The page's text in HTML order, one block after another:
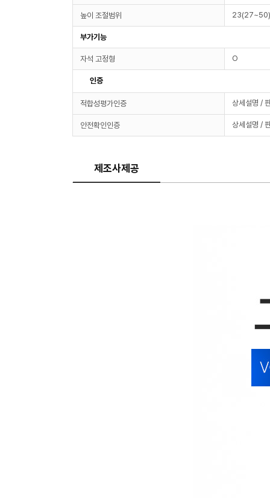
높이 조절범위
부가기능
자석 고정형 O
인증
적합성평가인증 상세설명 /
안전확인인증 상세설명 /
제조사제공